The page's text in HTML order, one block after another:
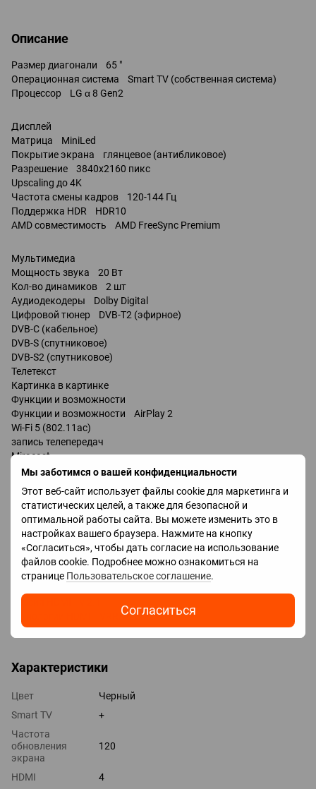
Мы заботимся о вашей конфиденциальности
Этот веб-сайт использует файлы cookie для маркетинга и
статистических целей, а также для безопасной и
оптимальной работы сайта. Вы можете изменить это в
настройках вашего браузера. Нажмите на кнопку
«Согласиться», чтобы дать согласие на использование
файлов cookie. Подробнее можно ознакомиться на
странице Пользовательское соглашение.
Согласиться
Описание
Размер диагонали 65 "
Операционная система Smart TV (собственная система)
Процессор LG α 8 Gen2
Дисплей
Матрица MiniLed
Покрытие экрана глянцевое (антибликовое)
Разрешение 3840x2160 пикс
Upscaling до 4K
Частота смены кадров 120-144 Гц
Поддержка HDR HDR10
AMD совместимость AMD FreeSync Premium
Мультимедиа
Мощность звука 20 Вт
Кол-во динамиков 2 шт
Аудиодекодеры Dolby Digital
Цифровой тюнер DVB-T2 (эфирное)
DVB-C (кабельное)
DVB-S (спутниковое)
DVB-S2 (спутниковое)
Телетекст
Картинка в картинке
Функции и возможности
Функции и возможности AirPlay 2
Wi-Fi 5 (802.11ac)
запись телепередач
Miracast
Bluetooth v 5.0
управление голосом
мультимедийный (аэропульт)
Разъемы
Входы USB 2 шт
LAN
Версия HDMI v 2.1
Технологии HDMI VRR, ALLM
Выходы оптический
Характеристики
Цвет
Черный
Smart TV
+
Частота
обновления
экрана
120
HDMI
4